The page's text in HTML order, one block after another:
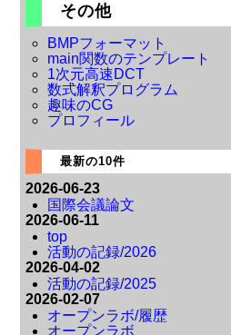
その他
BMPフォーマット
main関数のテンプレート
1次元高速DCT
数式解釈プログラム
趣味のCG
プロフィール
最新の10件
2026-06-23
国際会議論文
2026-06-11
top
活動の記録/2026
2026-04-02
活動の記録/2025
2026-02-07
オープンラボ/履歴
オープンラボ